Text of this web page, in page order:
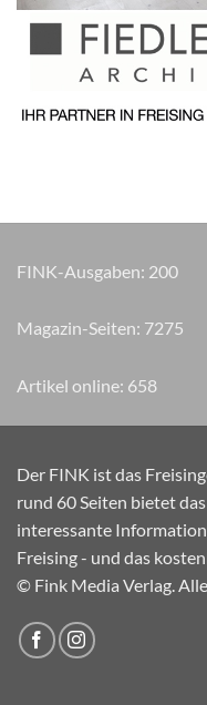
FINK-Ausgaben: 200
Magazin-Seiten: 8885
Artikel online: 658
Der FINK ist das
rund 60 Seiten bietet
interessante
Freising - und das
© Fink Media Verlag.